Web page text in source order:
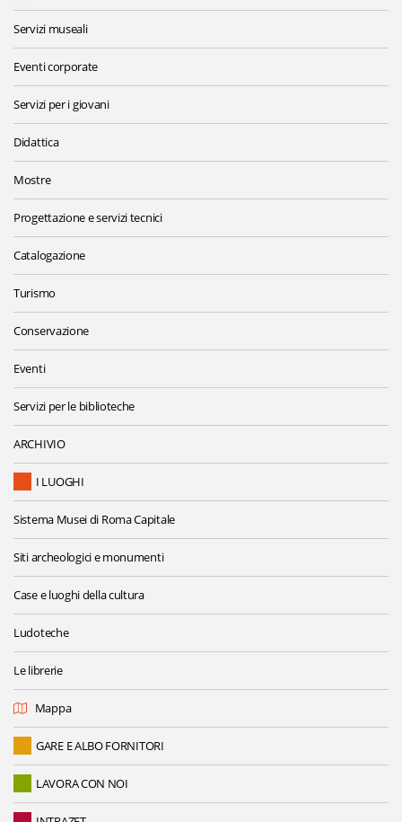
Servizi museali
Eventi corporate
Servizi per i giovani
Didattica
Mostre
Progettazione e servizi tecnici
Catalogazione
Turismo
Conservazione
Eventi
Servizi per le biblioteche
ARCHIVIO
I LUOGHI
Sistema Musei di Roma Capitale
Siti archeologici e monumenti
Case e luoghi della cultura
Ludoteche
Le librerie
Mappa
GARE E ALBO FORNITORI
LAVORA CON NOI